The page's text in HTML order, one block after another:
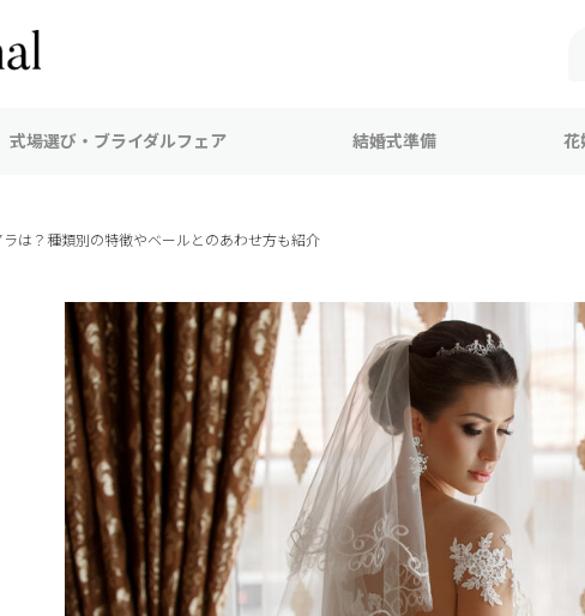
式場選び・ブライダルフェア 結婚式準備 花
は？種類別の特徴やベールとのあわせ方も紹介